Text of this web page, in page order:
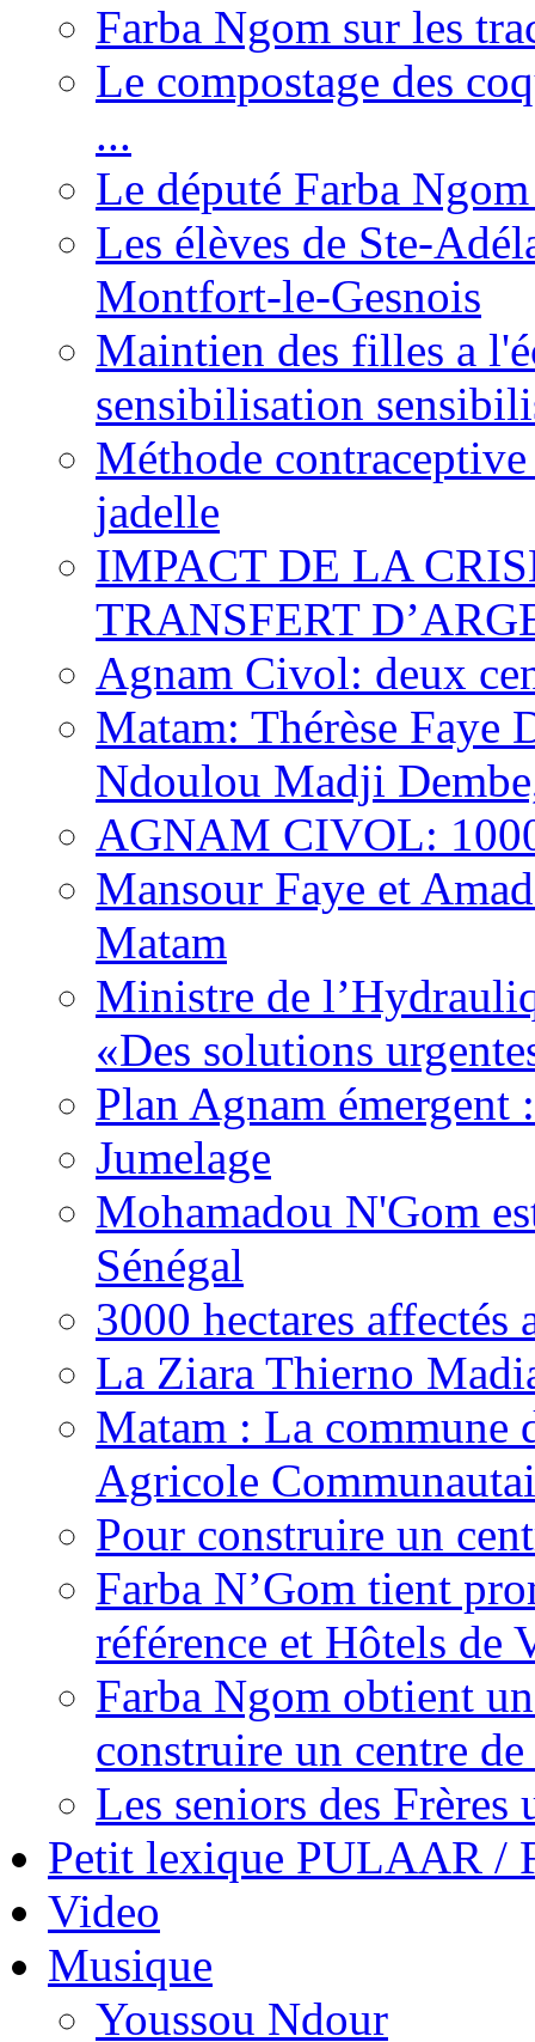
Farba Ngom sur les
Le compostage des
...
Le député Farba
Les élèves de Ste-
Montfort-le-Gesnois
Maintien des filles a
sensibilisation
Méthode
jadelle
IMPACT DE LA
TRANSFERT
Agnam Civol: deux
Matam: Thérèse Faye
Ndoulou Madji
AGNAM CIVOL:
Mansour Faye et
Matam
Ministre de
«Des solutions
Plan Agnam émergent
Jumelage
Mohamadou N'Gom
Sénégal
3000 hectares
La Ziara Thierno
Matam : La commune
Agricole
Pour construire un
Farba N’Gom tient
référence et Hôtels
Farba Ngom obtient
construire un centre
Les seniors des Frères
Petit lexique PULAAR /
Video
Musique
Youssou Ndour